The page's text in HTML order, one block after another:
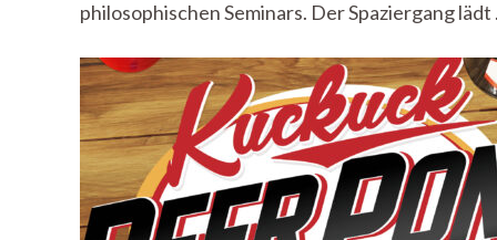
philosophischen Seminars. Der Spaziergang